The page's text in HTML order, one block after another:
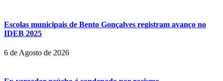
Escolas municipais de Bento Gonçalves registram avanço no
IDEB 2025
6 de Agosto de 2026